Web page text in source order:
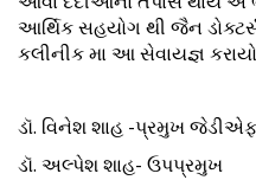
આર્થિક સહયોગ થી જૈન
કલીનીક મા આ સેવાયજ્ઞ કરાયો
ડૉ. વિનેશ શાહ -પ્રમુખ
ડૉ. અલ્પેશ શાહ- ઉપપ્રમુખ